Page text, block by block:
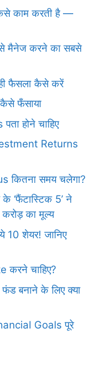
काम करती है —
मैनेज करने का सबसे
फैसला कैसे करें
फँसाया
होने चाहिए
Returns
कितना समय चलेगा?
के ‘फैंटास्टिक 5’ ने
का मूल्य
10 शेयर! जानिए
करने चाहिए?
बनाने के लिए क्या
Goals पूरे